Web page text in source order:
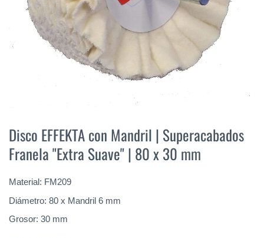
comienzo
de
la
de
imágenes
Disco EFFEKTA con Mandril | Superacabados
Franela "Extra Suave" | 80 x 30 mm
Material: FM209
Diámetro: 80 x Mandril 6 mm
Grosor: 30 mm